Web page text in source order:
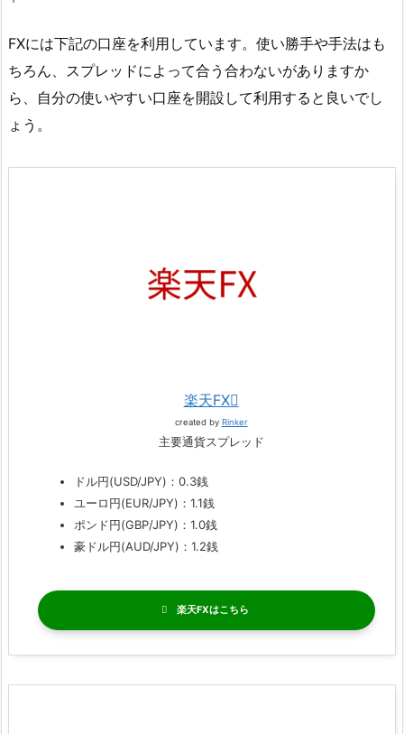
FXには下記の口座を利用しています。使い勝手や手法はも
ちろん、スプレッドによって合う合わないがありますか
ら、自分の使いやすい口座を開設して利用すると良いでし
ょう。
楽天FX
created by Rinker
主要通貨スプレッド
ドル円(USD/JPY)：0.3銭
ユーロ円(EUR/JPY)：1.1銭
ポンド円(GBP/JPY)：1.0銭
豪ドル円(AUD/JPY)：1.2銭
楽天FX